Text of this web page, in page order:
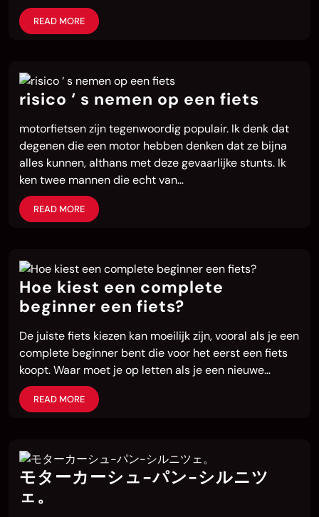
READ MORE
risico ‘ s nemen op een fiets
motorfietsen zijn tegenwoordig populair. Ik denk dat
degenen die een motor hebben denken dat ze bijna
alles kunnen, althans met deze gevaarlijke stunts. Ik
ken twee mannen die echt van…
READ MORE
Hoe kiest een complete
beginner een fiets?
De juiste fiets kiezen kan moeilijk zijn, vooral als je een
complete beginner bent die voor het eerst een fiets
koopt. Waar moet je op letten als je een nieuwe…
READ MORE
モターカーシュ-パン-シルニツ
ェ。